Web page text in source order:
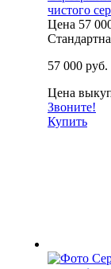
чистого
Цена 57
57 000 руб.
Цена
Звоните!
Купить